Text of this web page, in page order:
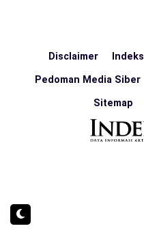
Disclaimer Indeks
Pedoman Media Siber
Sitemap